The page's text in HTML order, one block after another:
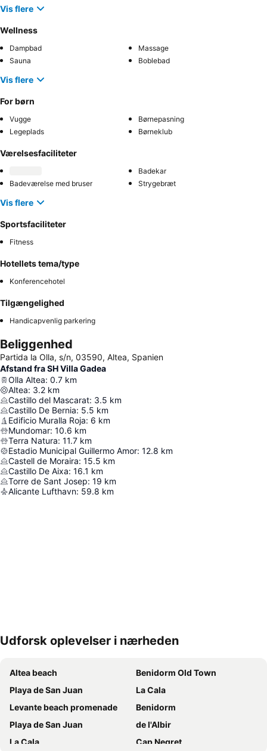
Vis flere
Wellness
Dampbad
Massage
Sauna
Boblebad
Vis flere
For børn
Vugge
Børnepasning
Legeplads
Børneklub
Værelsesfaciliteter
Badekar
Badeværelse med bruser
Strygebræt
Vis flere
Sportsfaciliteter
Fitness
Hotellets tema/type
Konferencehotel
Tilgængelighed
Handicapvenlig parkering
Beliggenhed
Partida la Olla, s/n, 03590, Altea, Spanien
Afstand fra SH Villa Gadea
Olla Altea: 0.7 km
Altea: 3.2 km
Castillo del Mascarat: 3.5 km
Castillo De Bernia: 5.5 km
Edificio Muralla Roja: 6 km
Mundomar: 10.6 km
Terra Natura: 11.7 km
Estadio Municipal Guillermo Amor: 12.8 km
Castell de Moraira: 15.5 km
Castillo De Aixa: 16.1 km
Torre de Sant Josep: 19 km
Alicante Lufthavn: 59.8 km
Udvid kort
Udforsk oplevelser i nærheden
Altea beach
Benidorm Old Town
Playa de San Juan
La Cala
Levante beach promenade
Benidorm
Playa de San Juan
de l'Albir
La Cala
Cap Negret